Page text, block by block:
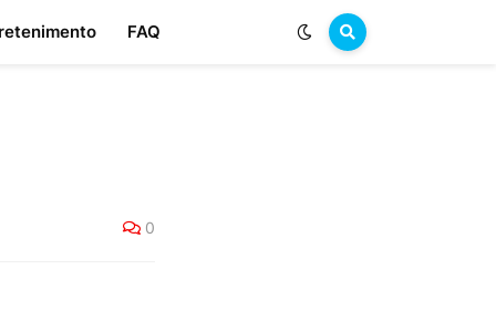
FAQ
0